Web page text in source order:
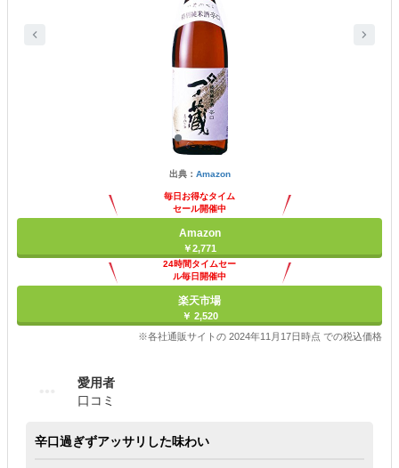
出典： Amazon
毎日お得なタイム
セール開催中
Amazon
￥2,771
24時間タイムセー
ル毎日開催中
楽天市場
￥ 2,520
※各社通販サイトの 2024年11月17日時点 での税込価格
愛用者
口コミ
辛口過ぎずアッサリした味わい